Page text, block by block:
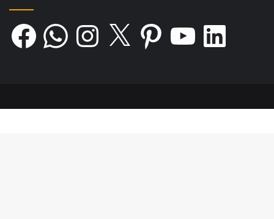
Facebook WhatsAppInstagram Pinterest LinkedIn